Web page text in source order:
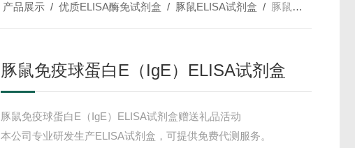
产品展示 /优质ELISA酶免试剂盒 / 豚鼠ELISA试剂盒 / 豚鼠免疫球蛋白E（IgE）ELISA试剂盒
豚鼠免疫球蛋白E（IgE）ELISA试剂盒
豚鼠免疫球蛋白E（IgE）ELISA试剂盒赠送礼品活动
本公司专业研发生产ELISA试剂盒，可提供免费代测服务。